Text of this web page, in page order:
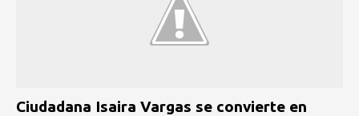
Ciudadana Isaira Vargas se convierte en